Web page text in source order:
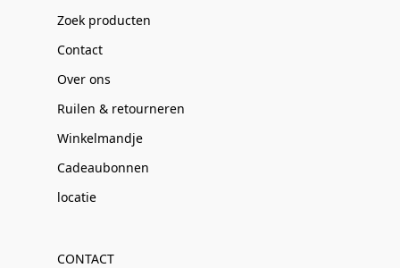
Zoek producten
Contact
Over ons
Ruilen & retourneren
Winkelmandje
Cadeaubonnen
locatie
CONTACT